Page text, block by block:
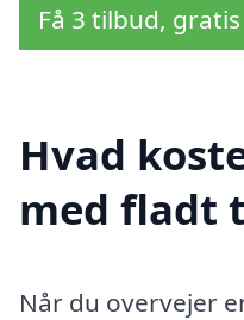
Få 3 tilbud,
Hvad
med fladt
Når du overvejer